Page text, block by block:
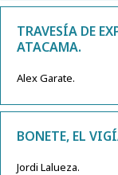
TRAVESÍA DE
ATACAMA.
Alex Garate.
BONETE, EL
Jordi Lalueza.